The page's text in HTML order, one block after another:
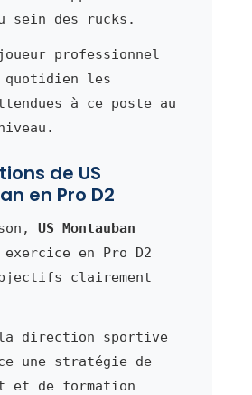
sein des rucks.
professionnel
quotidien les
à ce poste au
de US
en Pro D2
US Montauban
exercice en Pro D2
clairement
direction sportive
une stratégie de
et de formation